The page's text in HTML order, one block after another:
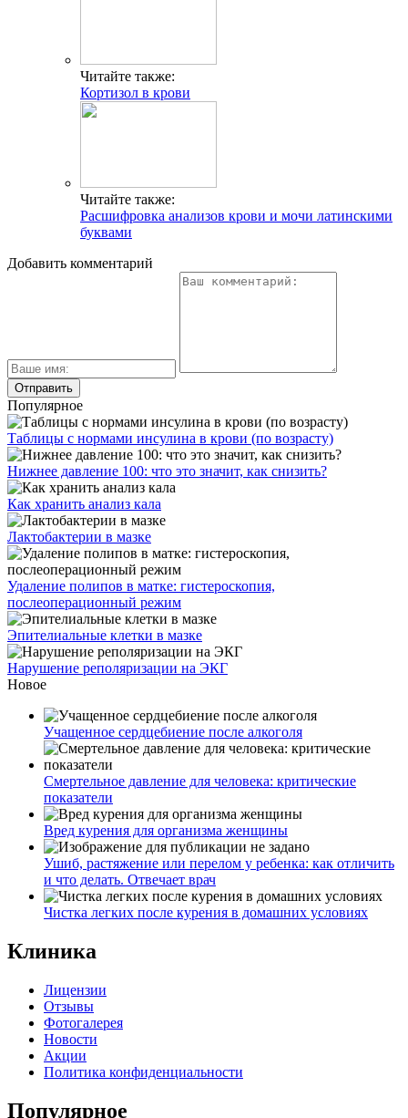
Читайте также:
Кортизол в крови
Читайте также:
Расшифровка анализов крови и мочи латинскими
буквами
Добавить комментарий
Популярное
Таблицы с нормами инсулина в крови (по возрасту)
Нижнее давление 100: что это значит, как снизить?
Как хранить анализ кала
Лактобактерии в мазке
Удаление полипов в матке: гистероскопия,
послеоперационный режим
Эпителиальные клетки в мазке
Нарушение реполяризации на ЭКГ
Новое
Учащенное сердцебиение после алкоголя
Смертельное давление для человека: критические
показатели
Вред курения для организма женщины
Ушиб, растяжение или перелом у ребенка: как отличить
и что делать. Отвечает врач
Чистка легких после курения в домашних условиях
Клиника
Лицензии
Отзывы
Фотогалерея
Новости
Акции
Политика конфиденциальности
Популярное